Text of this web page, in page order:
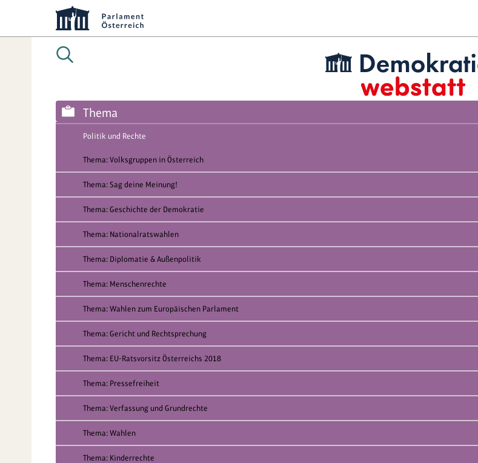
Thema
Politik und Rechte
Thema: Volksgruppen in Österreich
Thema: Sag deine Meinung!
Thema: Geschichte der Demokratie
Thema: Nationalratswahlen
Thema: Diplomatie & Außenpolitik
Thema: Menschenrechte
Thema: Wahlen zum Europäischen Parlament
Thema: Gericht und Rechtsprechung
Thema: EU-Ratsvorsitz Österreichs 2018
Thema: Pressefreiheit
Thema: Verfassung und Grundrechte
Thema: Wahlen
Thema: Kinderrechte